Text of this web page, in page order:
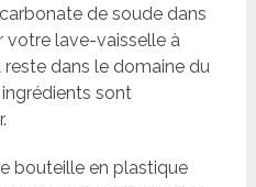
de soude dans
votre lave-vaisselle à
dans le domaine du
sont
bouteille en plastique